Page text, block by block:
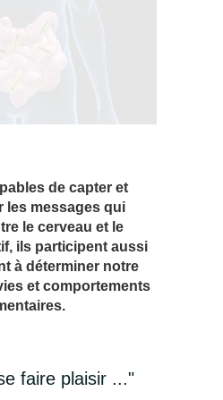
de capter et
les messages qui
le cerveau et le
ils participent aussi
à déterminer notre
et comportements
faire plaisir ..."